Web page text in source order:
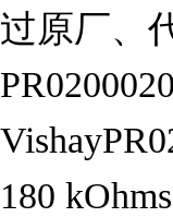
过原厂、
180